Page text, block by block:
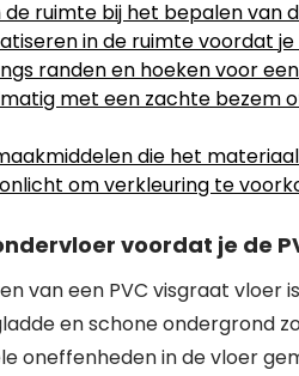
ruimte bij het bepalen van
in de ruimte voordat
randen en hoeken voor
met een zachte bezem
die het
om verkleuring te
voordat je de
van een PVC visgraat vloer
en schone ondergrond
oneffenheden in de vloer